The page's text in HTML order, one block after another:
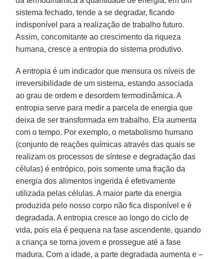
sistema fechado, tende a se degradar, ficando
indisponível para a realização de trabalho futuro.
Assim, concomitante ao crescimento da riqueza
humana, cresce a entropia do sistema produtivo.
A entropia é um indicador que mensura os níveis de
irreversibilidade de um sistema, estando associada
ao grau de ordem e desordem termodinâmica. A
entropia serve para medir a parcela de energia que
deixa de ser transformada em trabalho. Ela aumenta
com o tempo. Por exemplo, o metabolismo humano
(conjunto de reações químicas através das quais se
realizam os processos de síntese e degradação das
células) é entrópico, pois somente uma fração da
energia dos alimentos ingerida é efetivamente
utilizada pelas células. A maior parte da energia
produzida pelo nosso corpo não fica disponível e é
degradada. A entropia cresce ao longo do ciclo de
vida, pois ela é pequena na fase ascendente, quando
a criança se torna jovem e prossegue até a fase
madura. Com a idade, a parte degradada aumenta e –